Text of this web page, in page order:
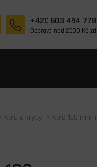
+420 603 494 778
Doprava nad 2500 Kč
Kola a kryty > Kolo 100 mm